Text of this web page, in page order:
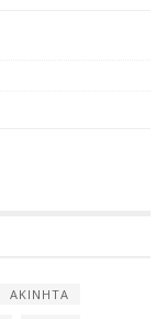
ΑΚΙΝΗΤΑ